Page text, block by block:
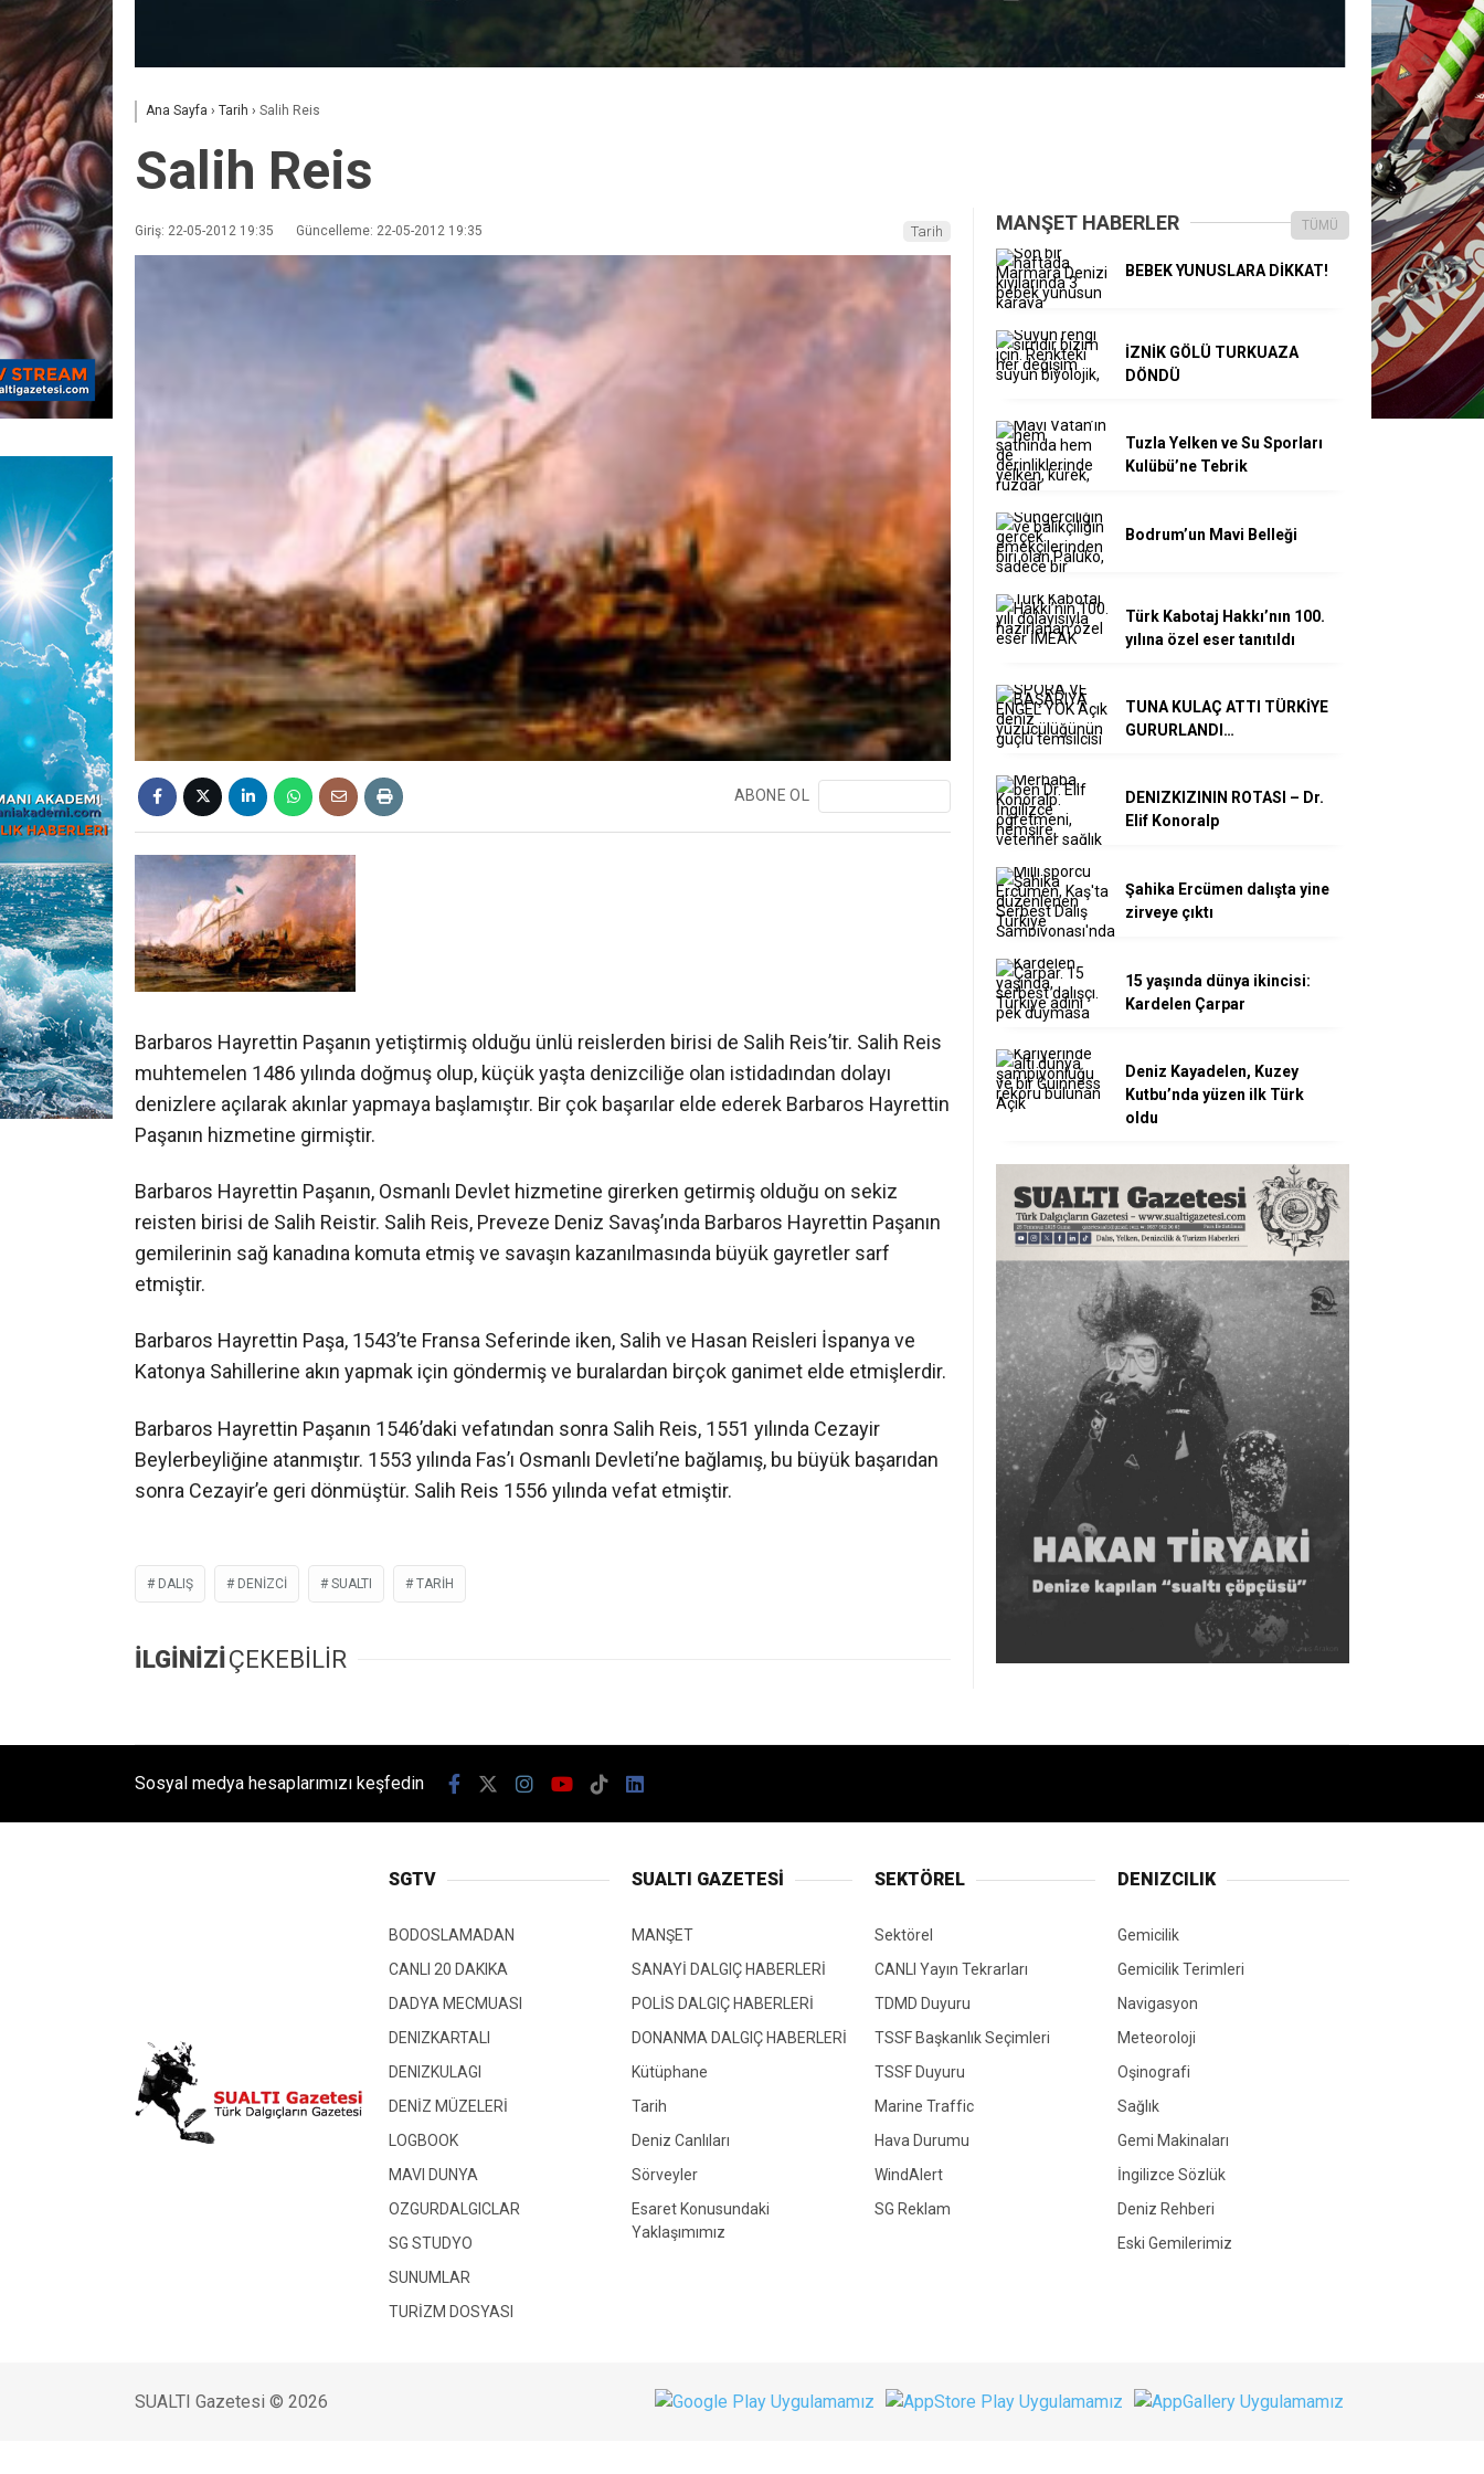
Ana Sayfa › Tarih › Salih Reis
Salih Reis
Giriş: 22-05-2012 19:35 Güncelleme: 22-05-2012 19:35 Tarih
ABONE OL
Barbaros Hayrettin Paşanın yetiştirmiş olduğu ünlü reislerden birisi de Salih Reis’tir. Salih Reis
muhtemelen 1486 yılında doğmuş olup, küçük yaşta denizciliğe olan istidadından dolayı
denizlere açılarak akınlar yapmaya başlamıştır. Bir çok başarılar elde ederek Barbaros Hayrettin
Paşanın hizmetine girmiştir.
Barbaros Hayrettin Paşanın, Osmanlı Devlet hizmetine girerken getirmiş olduğu on sekiz
reisten birisi de Salih Reistir. Salih Reis, Preveze Deniz Savaş’ında Barbaros Hayrettin Paşanın
gemilerinin sağ kanadına komuta etmiş ve savaşın kazanılmasında büyük gayretler sarf
etmiştir.
Barbaros Hayrettin Paşa, 1543’te Fransa Seferinde iken, Salih ve Hasan Reisleri İspanya ve
Katonya Sahillerine akın yapmak için göndermiş ve buralardan birçok ganimet elde etmişlerdir.
Barbaros Hayrettin Paşanın 1546’daki vefatından sonra Salih Reis, 1551 yılında Cezayir
Beylerbeyliğine atanmıştır. 1553 yılında Fas’ı Osmanlı Devleti’ne bağlamış, bu büyük başarıdan
sonra Cezayir’e geri dönmüştür. Salih Reis 1556 yılında vefat etmiştir.
DALIŞ DENIZCI SUALTI TARIH
İLGİNİZİÇEKEBİLİR
MANŞET HABERLER TÜMÜ
BEBEK YUNUSLARA DİKKAT!
İZNİK GÖLÜ TURKUAZA
DÖNDÜ
Tuzla Yelken ve Su Sporları
Kulübü’ne Tebrik
Bodrum’un Mavi Belleği
Türk Kabotaj Hakkı’nın 100.
yılına özel eser tanıtıldı
TUNA KULAÇ ATTI TÜRKİYE
GURURLANDI…
DENIZKIZININ ROTASI – Dr.
Elif Konoralp
Şahika Ercümen dalışta yine
zirveye çıktı
15 yaşında dünya ikincisi:
Kardelen Çarpar
Deniz Kayadelen, Kuzey
Kutbu’nda yüzen ilk Türk
oldu
Sosyal medya hesaplarımızı keşfedin
SGTV
BODOSLAMADAN
CANLI 20 DAKIKA
DADYA MECMUASI
DENIZKARTALI
DENIZKULAGI
DENİZ MÜZELERİ
LOGBOOK
MAVI DUNYA
OZGURDALGICLAR
SG STUDYO
SUNUMLAR
TURİZM DOSYASI
SUALTI GAZETESI
MANŞET
SANAYİ DALGIÇ HABERLERİ
POLİS DALGIÇ HABERLERİ
DONANMA DALGIÇ HABERLERİ
Kütüphane
Tarih
Deniz Canlıları
Sörveyler
Esaret Konusundaki
Yaklaşımımız
SEKTÖREL
Sektörel
CANLI Yayın Tekrarları
TDMD Duyuru
TSSF Başkanlık Seçimleri
TSSF Duyuru
Marine Traffic
Hava Durumu
WindAlert
SG Reklam
DENIZCILIK
Gemicilik
Gemicilik Terimleri
Navigasyon
Meteoroloji
Oşinografi
Sağlık
Gemi Makinaları
İngilizce Sözlük
Deniz Rehberi
Eski Gemilerimiz
SUALTI Gazetesi © 2026